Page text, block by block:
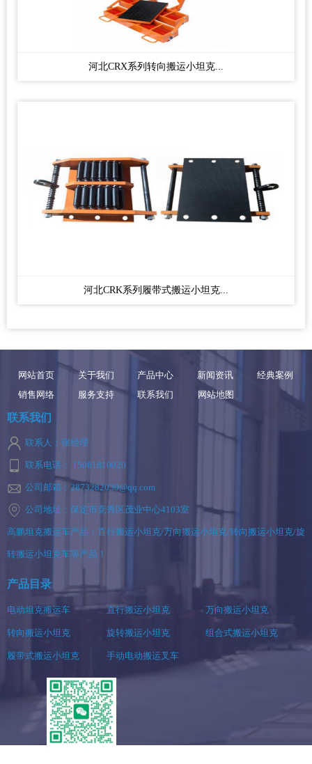
河北CRX系列转向搬运小坦克...
河北CRK系列履带式搬运小坦克...
网站首页 关于我们 产品中心 新闻资讯
经典案例
销售网络
服务支持 联系我们 网站地图
联系我们
联系人：张经理
联系电话： 15081810020
公司邮箱：2873282030@qq.com
公司地址：保定市竞秀区茂业中心4103室
高鹏坦克搬运车产品：直行搬运小坦克/万向搬运小坦克/转向搬运小坦克/旋
转搬运小坦克车等产品！
产品目录
电动坦克搬运车 直行搬运小坦克 万向搬运小坦克
转向搬运小坦克 旋转搬运小坦克 组合式搬运小坦克
履带式搬运小坦克 手动电动搬运叉车